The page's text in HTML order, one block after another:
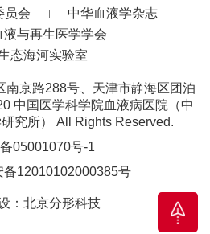
员会
中华血液学杂志
液与再生医学学会
态海河实验室
南京路288号、天津市静海区团泊
中国医学科学院血液病医院（中
究所） All Rights Reserved.
05001070号-1
备12010102000385号
： 北京分形科技